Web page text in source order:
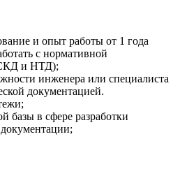
и опыт работы от 1 года
с нормативной
и НТД);
инженера или специалиста
документацией.
базы в сфере разработки